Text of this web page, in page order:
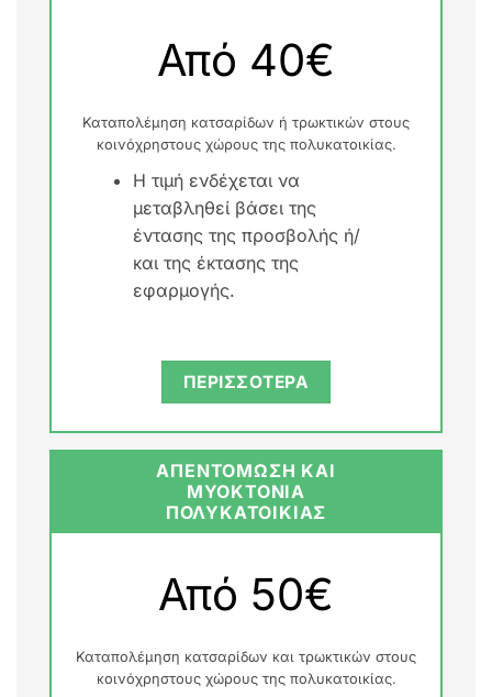
Από 40€
Καταπολέμηση κατσαρίδων ή τρωκτικών στους
κοινόχρηστους χώρους της πολυκατοικίας.
Η τιμή ενδέχεται να
μεταβληθεί βάσει της
έντασης της προσβολής ή/
και της έκτασης της
εφαρμογής.
ΠΕΡΙΣΣΟΤΕΡΑ
ΑΠΕΝΤΟΜΩΣΗ ΚΑΙ
ΜΥΟΚΤΟΝΙΑ
ΠΟΛΥΚΑΤΟΙΚΙΑΣ
Από 50€
Καταπολέμηση κατσαρίδων και τρωκτικών στους
κοινόχρηστους χώρους της πολυκατοικίας.